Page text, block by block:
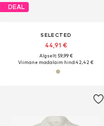
DEAL
SELECTED
44,91 €
Algselt: 59,99 €
Viimane madalaim hind:42,42 €